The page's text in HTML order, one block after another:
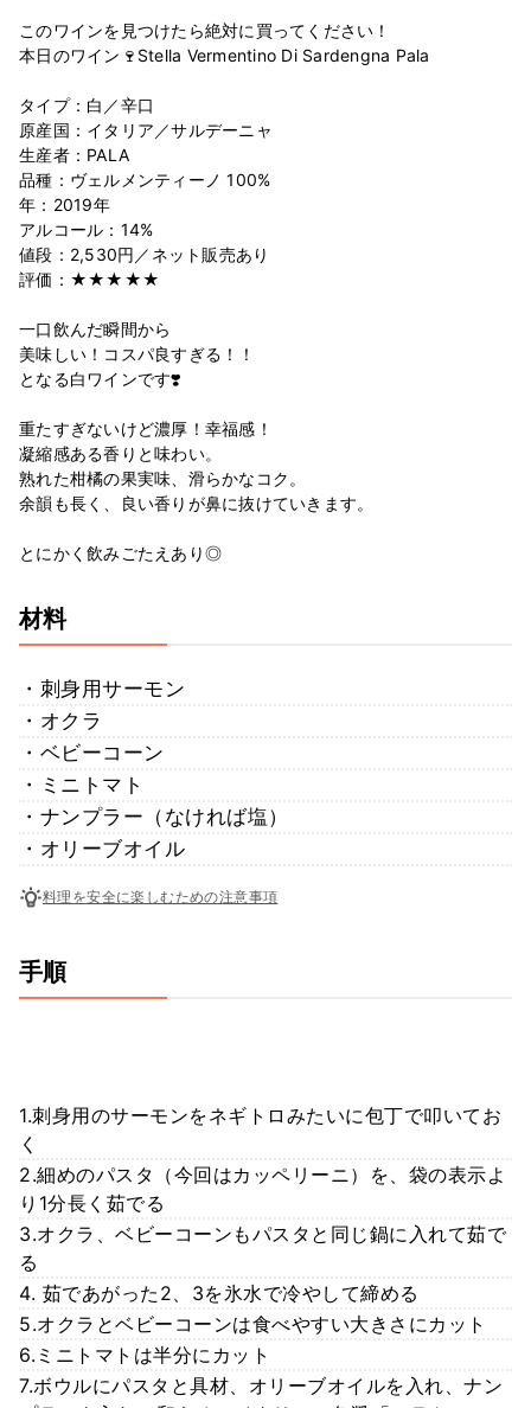
このワインを見つけたら絶対に買ってください！
本日のワイン🍷Stella Vermentino Di Sardengna Pala
タイプ：白／辛口
原産国：イタリア／サルデーニャ
生産者：PALA
品種：ヴェルメンティーノ 100%
年：2019年
アルコール：14%
値段：2,530円／ネット販売あり
評価：★★★★★
一口飲んだ瞬間から
美味しい！コスパ良すぎる！！
となる白ワインです❣️
重たすぎないけど濃厚！幸福感！
凝縮感ある香りと味わい。
熟れた柑橘の果実味、滑らかなコク。
余韻も長く、良い香りが鼻に抜けていきます。
とにかく飲みごたえあり◎
材料
・刺身用サーモン
・オクラ
・ベビーコーン
・ミニトマト
・ナンプラー（なければ塩）
・オリーブオイル
料理を安全に楽しむための注意事項
手順
1.刺身用のサーモンをネギトロみたいに包丁で叩いてお
く
2.細めのパスタ（今回はカッペリーニ）を、袋の表示よ
り1分長く茹でる
3.オクラ、ベビーコーンもパスタと同じ鍋に入れて茹で
る
4. 茹であがった2、3を氷水で冷やして締める
5.オクラとベビーコーンは食べやすい大きさにカット
6.ミニトマトは半分にカット
7.ボウルにパスタと具材、オリーブオイルを入れ、ナン